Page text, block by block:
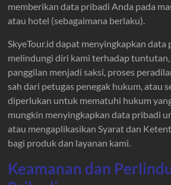
memberikan data pribadi Anda pada
atau hotel (sebagaimana berlaku).
SkyeTour.id dapat menyingkapkan
melindungi diri kami terhadap
panggilan menjadi saksi, proses
sah dari petugas penegak hukum, atau
diperlukan untuk mematuhi hukum
mungkin menyingkapkan data pribadi
atau mengaplikasikan Syarat dan
bagi produk dan layanan kami.
Keamanan dan